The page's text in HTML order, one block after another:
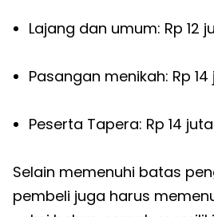
Lajang dan umum: Rp 12
Pasangan menikah: Rp 14
Peserta Tapera: Rp 14 juta
Selain memenuhi batas
pembeli juga harus